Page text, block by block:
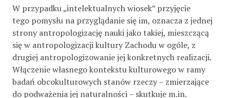
W przypadku „intelektualnych wiosek” przyjęcie
tego pomysłu na przyglądanie się im, oznacza z jednej
strony antropologizację nauki jako takiej, mieszczącą
się w antropologizacji kultury Zachodu w ogóle, z
drugiej antropologizowanie jej konkretnych realizacji.
Włączenie własnego kontekstu kulturowego w ramy
badań obcokulturowych stanów rzeczy – zmierzające
do podważenia jej naturalności – skutkuje m.in.